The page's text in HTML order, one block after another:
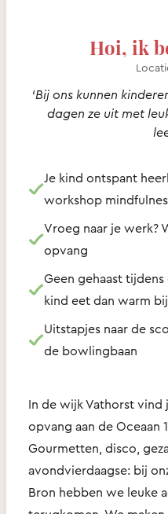
Hoi, ik
‘Bij ons kunnen
dagen ze uit met
Je kind ontspant
workshop
Vroeg naar je werk?
opvang
Geen gehaast
kind eet dan warm
Uitstapjes naar de
de bowlingbaan
In de wijk Vathorst vind
opvang aan de Oceaan
Gourmetten, disco,
avondvierdaagse: bij
Bron hebben we leuke